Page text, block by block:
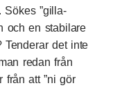
”gilla-
och en stabilare
Tenderar det inte
redan från
från att ”ni gör